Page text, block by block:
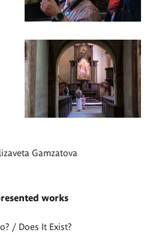
Gamzatova
works
/ Does It Exist?